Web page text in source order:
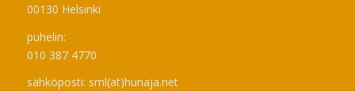
00130 Helsinki
puhelin:
010 387 4770
sähköposti: sml(at)hunaja.net